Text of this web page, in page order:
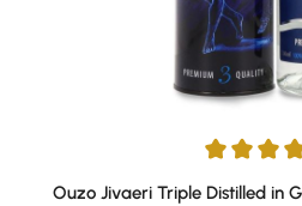
Durchschnittliche Bewertung
Ouzo Jivaeri Triple Distilled in